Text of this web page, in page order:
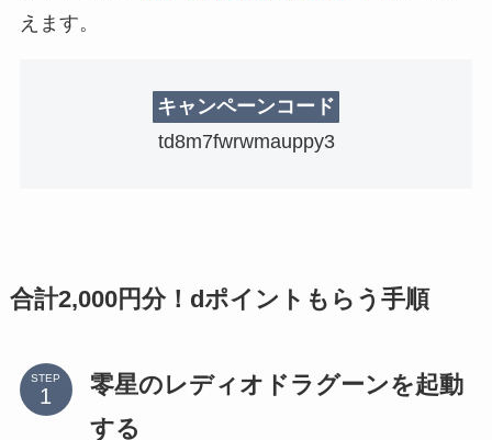
えます。
キャンペーンコード
td8m7fwrwmauppy3
合計2,000円分！dポイントもらう手順
STEP
零星のレディオドラグーンを起動
する